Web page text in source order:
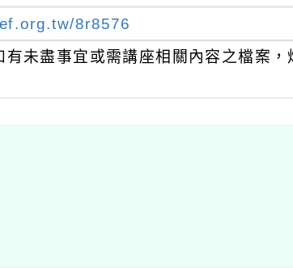
8r8576
未盡事宜或需講座相關內容之檔案，